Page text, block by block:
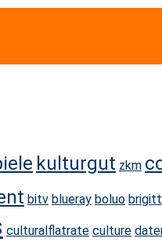
kulturgut zkm
bitv blueray boluo
culturalflatrate culture